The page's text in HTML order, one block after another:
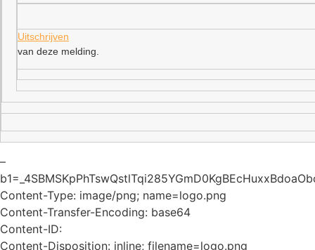
Uitschrijven
van deze melding.
–
Content-Type: image/png; name=logo.png
Content-Transfer-Encoding: base64
Content-ID:
Content-Disposition: inline; filename=logo.png